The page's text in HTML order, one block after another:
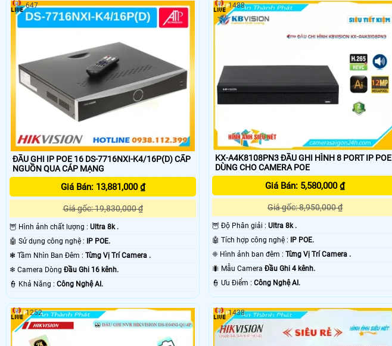
ĐẦU GHI IP POE 16 DS-7716NXI-K4/16P(D) CẤP
NGUỒN QUA CÁP MẠNG
Giá Bán: 13,881,000 ₫
Giá gốc: 19,830,000 ₫
🦉 Hình ảnh chất lượng : Ultra 8k .
🤖️ Sử dụng công nghệ :
IP POE.
❃ Tầm Nhìn Ban Đêm : Từng Vị Trí Camera .
❄ Camera Dòng Đầu Ghi 16 kênh.
️👮 Khả Năng : Công Nghệ AI.
647
KX-A4K8108PN3 ĐẦU GHI HÌNH 8 PORT IP POE
DÙNG CHO CAMERA POE
Giá Bán: 5,580,000 ₫
Giá gốc: 8,950,000 ₫
🦉 Độ Phân giải : Ultra 8k .
🤖️ Tích hợp công nghệ :
IP POE.
❈ Hình ảnh ban đêm : Từng Vị Trí Camera .
🐜 Mẫu Camera Đầu Ghi 4 kênh.
️👮 Ưu Điểm : Công Nghệ AI.
1488
1252 1438